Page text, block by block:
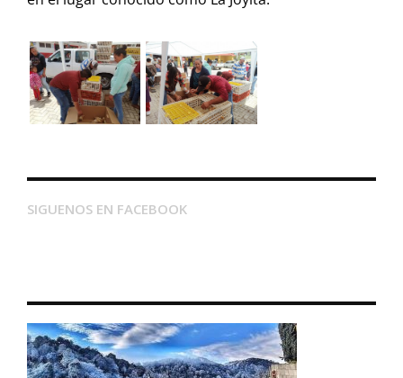
SIGUENOS EN FACEBOOK